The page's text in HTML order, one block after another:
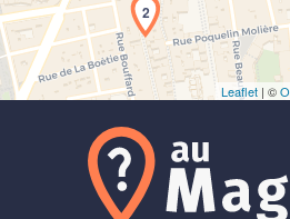
2
Leaflet | ©